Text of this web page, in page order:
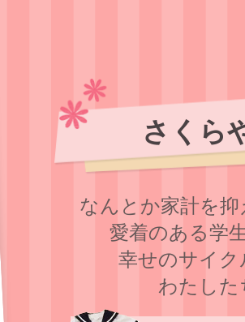
さくら
なんとか家計を
愛着のある学
幸せのサイ
わたした